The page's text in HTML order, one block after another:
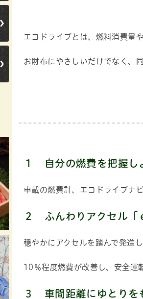
エコドライブとは、燃料消費量
お財布にやさしいだけでなく、
１ 自分の燃費を把握し
車載の燃費計、エコドライブナ
２ ふんわりアクセル「
穏やかにアクセルを踏んで発進
10％程度燃費が改善し、安全運
３ 車間距離にゆとりを